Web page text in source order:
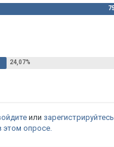
или зарегистрируйтесь
этом опросе.